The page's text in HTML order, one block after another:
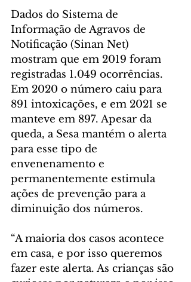
Dados do Sistema de
Informação de Agravos de
Notificação (Sinan Net)
mostram que em 2019 foram
registradas 1.049 ocorrências.
Em 2020 o número caiu para
891 intoxicações, e em 2021 se
manteve em 897. Apesar da
queda, a Sesa mantém o alerta
para esse tipo de
envenenamento e
permanentemente estimula
ações de prevenção para a
diminuição dos números.
“A maioria dos casos acontece
em casa, e por isso queremos
fazer este alerta. As crianças são